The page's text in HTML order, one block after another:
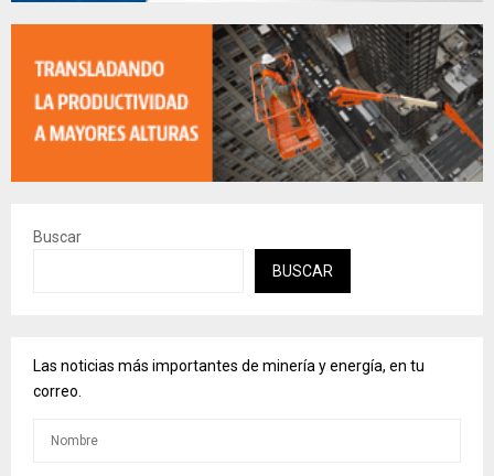
Buscar
BUSCAR
Las noticias más importantes de minería y energía, en tu
correo.